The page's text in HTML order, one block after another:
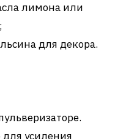
лимона или
для декора.
усиления